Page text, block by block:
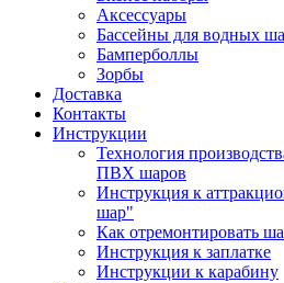
Аксессуары
Бассейны для водных
Бамперболлы
Зорбы
Доставка
Контакты
Инструкции
Технология
ПВХ шаров
Инструкция к
шар"
Как отремонтировать
Инструкция к заплатке
Инструкции к карабину